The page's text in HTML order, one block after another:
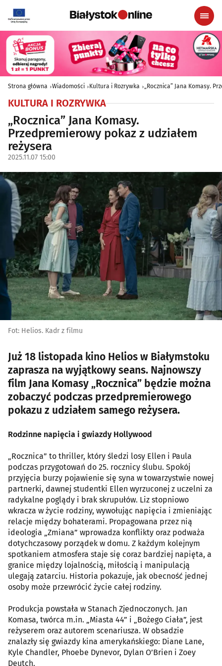
Strona główna Wiadomości Kultura i Rozrywka „Rocznica” Jana Komasy.
KULTURA I ROZRYWKA
„Rocznica” Jana Komasy.
Przedpremierowy pokaz z udziałem
reżysera
2025.11.07 15:00
Fot: Helios. Kadr z filmu
Już 18 listopada kino Helios w Białymstoku
zaprasza na wyjątkowy seans. Najnowszy
film Jana Komasy „Rocznica” będzie można
zobaczyć podczas przedpremierowego
pokazu z udziałem samego reżysera.
Rodzinne napięcia i gwiazdy Hollywood
„Rocznica” to thriller, który śledzi losy Ellen i Paula
podczas przygotowań do 25. rocznicy ślubu. Spokój
przyjęcia burzy pojawienie się syna w towarzystwie nowej
partnerki, dawnej studentki Ellen wyrzuconej z uczelni za
radykalne poglądy i brak skrupułów. Liz stopniowo
wkracza w życie rodziny, wywołując napięcia i zmieniając
relacje między bohaterami. Propagowana przez nią
ideologia „Zmiana” wprowadza konflikty oraz podważa
dotychczasowy porządek w domu. Z każdym kolejnym
spotkaniem atmosfera staje się coraz bardziej napięta, a
granice między lojalnością, miłością i manipulacją
ulegają zatarciu. Historia pokazuje, jak obecność jednej
osoby może przewrócić życie całej rodziny.
Produkcja powstała w Stanach Zjednoczonych. Jan
Komasa, twórca m.in. „Miasta 44” i „Bożego Ciała”, jest
reżyserem oraz autorem scenariusza. W obsadzie
znalazły się gwiazdy kina amerykańskiego: Diane Lane,
Kyle Chandler, Phoebe Dynevor, Dylan O’Brien i Zoey
Deutch.